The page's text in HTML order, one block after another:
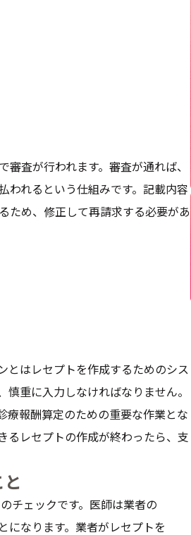
査が行われます。審査が通れば、
われるという仕組みです。記載内容
ため、修正して再請求する必要があ
とはレセプトを作成するためのシス
重に入力しなければなりません。
療報酬算定のための重要な作業とな
るレセプトの作成が終わったら、支
チェックです。医師は業者の
になります。業者がレセプトを